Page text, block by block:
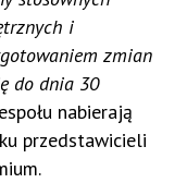
i
zmian
do dnia 30
nabierają
przedstawicieli